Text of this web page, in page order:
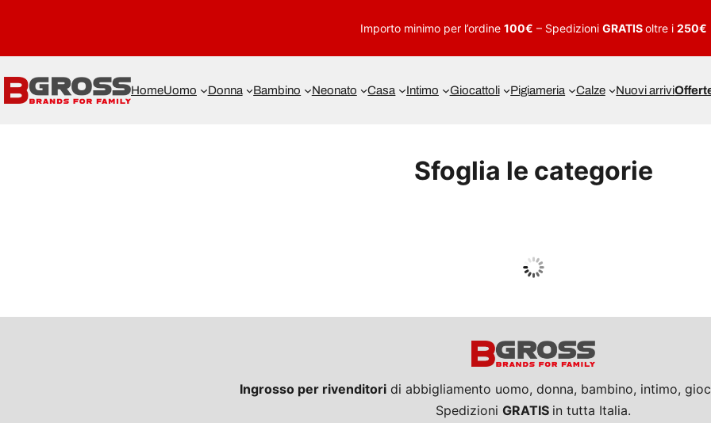
Importo minimo per l’ordine 100€ – Spedizioni GRATISoltre i 250€
HomeUomo Donna Bambino Neonato Casa Intimo Giocattoli Pigiameria Calze Nuovi arrivi
Sfoglia le categorie
Guarda tutto
Ingrosso per rivenditori di abbigliamento uomo, donna, bambino, intimo,
Spedizioni GRATIS in tutta Italia.